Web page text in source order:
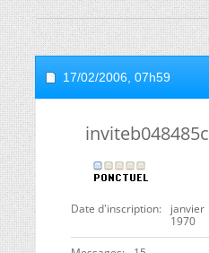
17/02/2006, 07h59
inviteb048485c
Date d'inscription
janvier
1970